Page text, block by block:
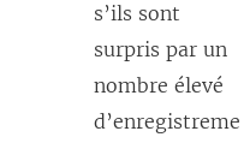
s’ils sont
surpris par un
nombre élevé
d’enregistreme